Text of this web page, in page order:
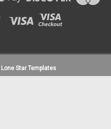
Lone Star Templates